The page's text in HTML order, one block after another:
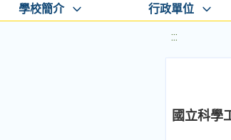
學校簡介 行政單位
:::
國立科學